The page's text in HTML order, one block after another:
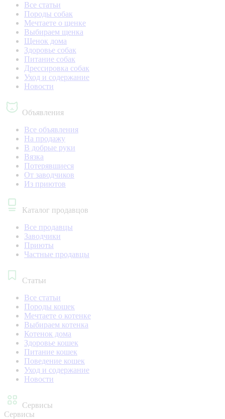
Все статьи
Породы собак
Мечтаете о щенке
Выбираем щенка
Щенок дома
Здоровье собак
Питание собак
Дрессировка собак
Уход и содержание
Новости
Объявления
Все объявления
На продажу
В добрые руки
Вязка
Потерявшиеся
От заводчиков
Из приютов
Каталог продавцов
Все продавцы
Заводчики
Приюты
Частные продавцы
Статьи
Все статьи
Породы кошек
Мечтаете о котенке
Выбираем котенка
Котенок дома
Здоровье кошек
Питание кошек
Поведение кошек
Уход и содержание
Новости
Сервисы
Сервисы